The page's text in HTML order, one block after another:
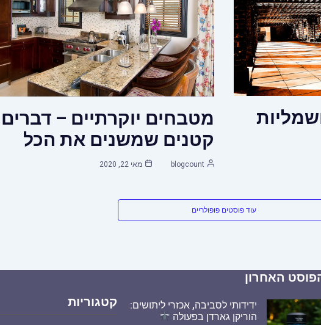
מטבחים יוקרתיים – דברים
קטנים שמשנים את הכל
blogcount מאי 22, 2020
עוד פוסטים פופולריים
האחרון
ידידותי לסביבה, אכזרי ליתושים:
הוריקן גארדן בפעולה
קטגוריות